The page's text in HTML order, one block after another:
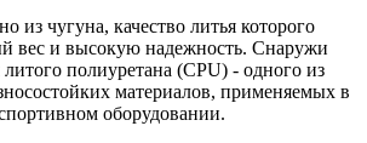
из чугуна, качество литья которого
вес и высокую надежность. Снаружи
полиуретана (CPU) - одного из
материалов, применяемых в
оборудовании.